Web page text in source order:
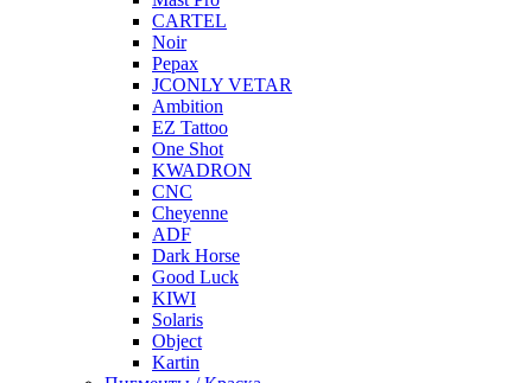
CARTEL
Noir
Pepax
JCONLY VETAR
Ambition
EZ Tattoo
One Shot
KWADRON
CNC
Cheyenne
ADF
Dark Horse
Good Luck
KIWI
Solaris
Object
Kartin